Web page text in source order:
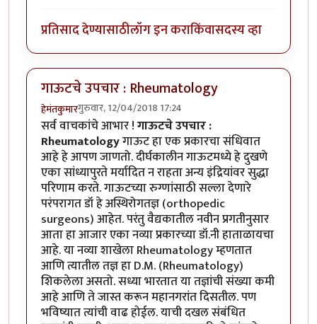
प्रतिसाद देण्यासाठीलॉग इन कराकिंवासदस्य व्हा
गाऊटचे उपचार : Rheumatology
हेमंतकुमारगुरुवार, 12/04/2018 17:24
सर्व वाचकांचे आभार !गाऊटचे उपचार :
Rheumatologyगाऊट हा एक प्रकारचा संधिवात
आहे हे आपण जाणतो. दीर्घकालीन गाऊटमध्ये हे दुखणे
एका सांध्यापुरते मर्यादित न राहता अन्य इंद्रियांवर सुद्धा
परिणाम करते. गाऊटच्या रुग्णांसाठी सल्ला देणारे
परंपरागत डॉ हे अस्थिरोगतज्ञ (orthopedic
surgeons) आहेत. परंतु वैद्यकातील नवीन प्रगतीनुसार
आता हा आजार एका नव्या प्रकारच्या डॉ.नी हाताळायचा
आहे. या नव्या शाखेला Rheumatology म्हणतात
आणि त्यातील तज्ञ हा D.M. (Rheumatology)
शिकलेला असतो. सध्या भारतात या तज्ञांची संख्या कमी
आहे आणि ते जास्त करून महानगरांत दिसतील. पण
भविष्यात त्यांची वाढ होईल. याची दखल संबंधित